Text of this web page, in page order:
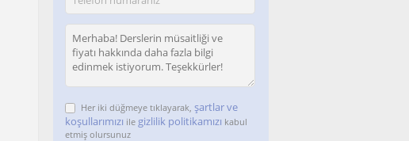
Her iki düğmeye tıklayarak, şartlar ve
koşullarımızı ile gizlilik politikamızı kabul
etmiş olursunuz